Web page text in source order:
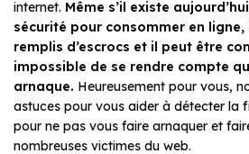
internet. Même s’il existe
sécurité pour consommer en
remplis d’escrocs et il peut être
impossible de se rendre compte
arnaque. Heureusement pour vous,
astuces pour vous aider à détecter la
pour ne pas vous faire arnaquer et
nombreuses victimes du web.